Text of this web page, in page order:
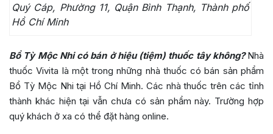
Quý Cáp, Phường 11, Quận Bình Thạnh, Thành phố
Hồ Chí Minh
Bổ Tỳ Mộc Nhi có bán ở hiệu (tiệm) thuốc tây không?Nhà
thuốc Vivita là một trong những nhà thuốc có bán sản phẩm
Bổ Tỳ Mộc Nhi tại Hồ Chí Minh. Các nhà thuốc trên các tỉnh
thành khác hiện tại vẫn chưa có sản phẩm này. Trường hợp
quý khách ở xa có thể đặt hàng online.